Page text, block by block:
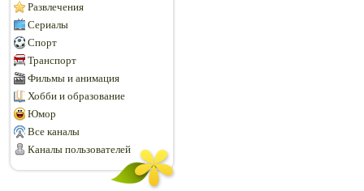
Развлечения
Сериалы
Спорт
Транспорт
Фильмы и анимация
Хобби и образование
Юмор
Все каналы
Каналы пользователей